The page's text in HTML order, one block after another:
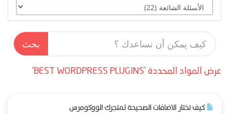
عرض المواد المحددة 'BEST WORDPRESS PLUGINS'
كيف تختار الاضافات الصحيحة لمتجرك الووكومرس